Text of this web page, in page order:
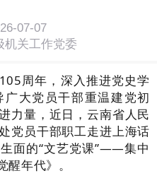
07-07
机关工作党委
105周年，深入推进党史学
大党员干部重温建党初
力量，近日，云南省人民
党员干部职工走进上海话
面的“文艺党课”——集中
年代》。